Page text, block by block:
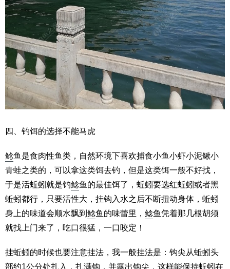
四、钓饵的选择不能马虎
鲶鱼是食肉性鱼类，自然环境下喜欢捕食小鱼小虾小泥鳅小
青蛙之类的，可以拿这类饵去钓，但是这类饵一般不好找，
于是活蚯蚓就是钓鲶鱼的最佳饵了，蚯蚓要选红蚯蚓或者黑
蚯蚓都行，只要活性大，挂钩入水之后不断扭动身体，蚯蚓
身上的味道会顺水飘到 鲶鱼的味蕾里， 鲶鱼凭着那几根胡须
就找上门来了，吃口很猛，一口咬定！
挂蚯蚓的时候也要注意挂法，我一般挂法是：钩尖从蚯蚓头
部约1公分处扎入，扎满钩，并露出钩尖，这样能保持蚯蚓在